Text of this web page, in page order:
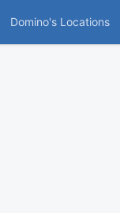
Domino's Locations